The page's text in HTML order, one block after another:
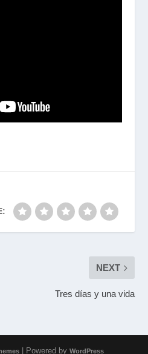
NEXT
Tres días y una vida
| Powered by WordPress